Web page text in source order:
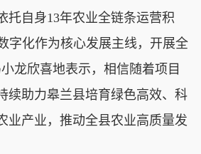
托自身13年农业全链条运营积
字化作为核心发展主线，开展全
龙欣喜地表示，相信随着项目
续助力皋兰县培育绿色高效、科
业产业，推动全县农业高质量发